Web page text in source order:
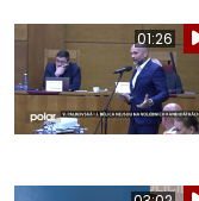
01:26